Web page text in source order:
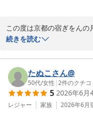
この度は京都の宿ぎをん
います。
く思います。
また、貸切風呂もゆっく
しました。
ご滞在中、他のお客様を気
お言葉も嬉しく存じます。
続きを読む
たぬこさん@
50代/女性 |2件のクチコ
5 2026年6月
レジャー 家族 2026年6月